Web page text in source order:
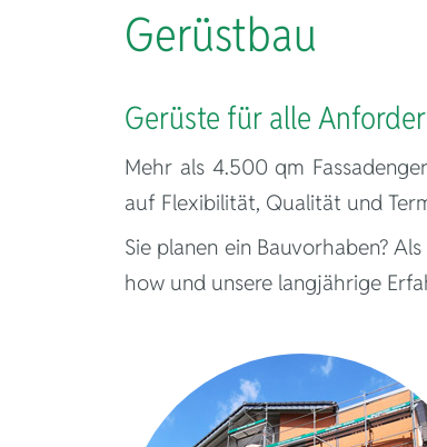
Herzlich
Gerüstbau
Gerüste für alle
Mehr als 4.500 qm
auf Flexibilität, Qualität und
Sie planen ein Bauvorhaben?
how und unsere langjährige